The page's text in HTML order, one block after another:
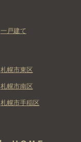
一戸建て
札幌市東区
札幌市南区
札幌市手稲区